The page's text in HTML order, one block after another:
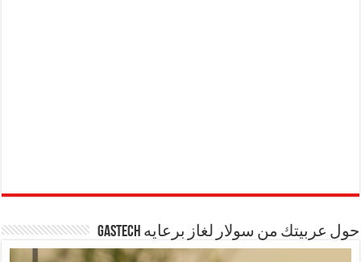
حول عربيتك من سولار لغاز برعايه GASTECH